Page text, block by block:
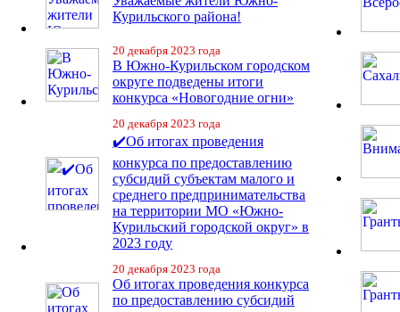
Курильского района!
20 декабря 2023 года
В Южно-Курильском городском
округе подведены итоги
конкурса «Новогодние огни»
20 декабря 2023 года
✔️Об итогах проведения
конкурса по предоставлению
субсидий субъектам малого и
среднего предпринимательства
на территории МО «Южно-
Курильский городской округ» в
2023 году
20 декабря 2023 года
Об итогах проведения конкурса
по предоставлению субсидий